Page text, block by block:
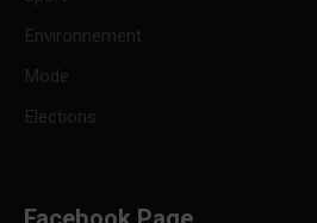
Environnement
Mode
Elections